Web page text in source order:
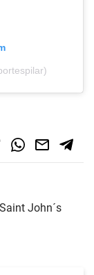
Saint John´s